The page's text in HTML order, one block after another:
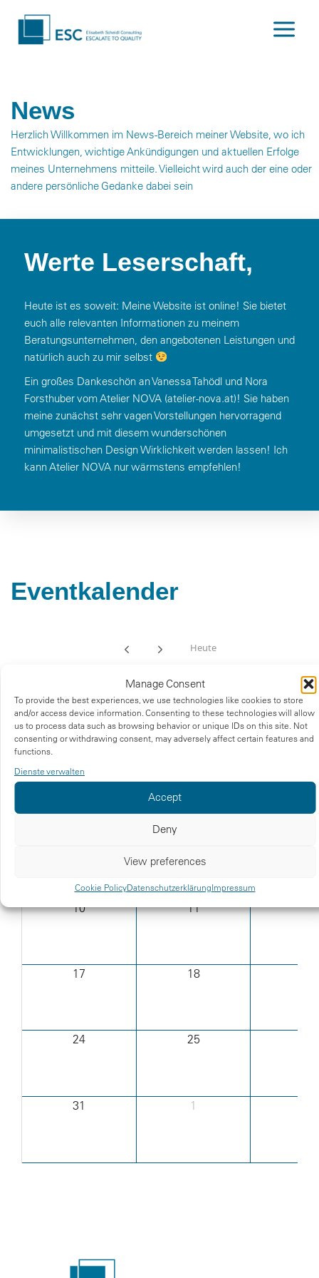
Manage Consent
To provide the best experiences, we use technologies like cookies to store
and/or access device information. Consenting to these technologies will allow
us to process data such as browsing behavior or unique IDs on this site. Not
consenting or withdrawing consent, may adversely affect certain features and
functions.
Dienste verwalten
Accept
Deny
View preferences
Cookie PolicyDatenschutzerklärungImpressum
content
News
Herzlich Willkommen im News-Bereich meiner Website, wo ich
Entwicklungen, wichtige Ankündigungen und aktuellen Erfolge
meines Unternehmens mitteile. Vielleicht wird auch der eine oder
andere persönliche Gedanke dabei sein
Werte Leserschaft,
Heute ist es soweit: Meine Website ist online! Sie bietet
euch alle relevanten Informationen zu meinem
Beratungsunternehmen, den angebotenen Leistungen und
natürlich auch zu mir selbst
Ein großes Dankeschön an Vanessa Tahödl und Nora
Forsthuber vom Atelier NOVA (atelier-nova.at)! Sie haben
meine zunächst sehr vagen Vorstellungen hervorragend
umgesetzt und mit diesem wunderschönen
minimalistischen Design Wirklichkeit werden lassen! Ich
kann Atelier NOVA nur wärmstens empfehlen!
Eventkalender
Heute
August 2026
Tag Woche Monat Terminübersicht
27
10 11 12
17 18
24 25
31 1